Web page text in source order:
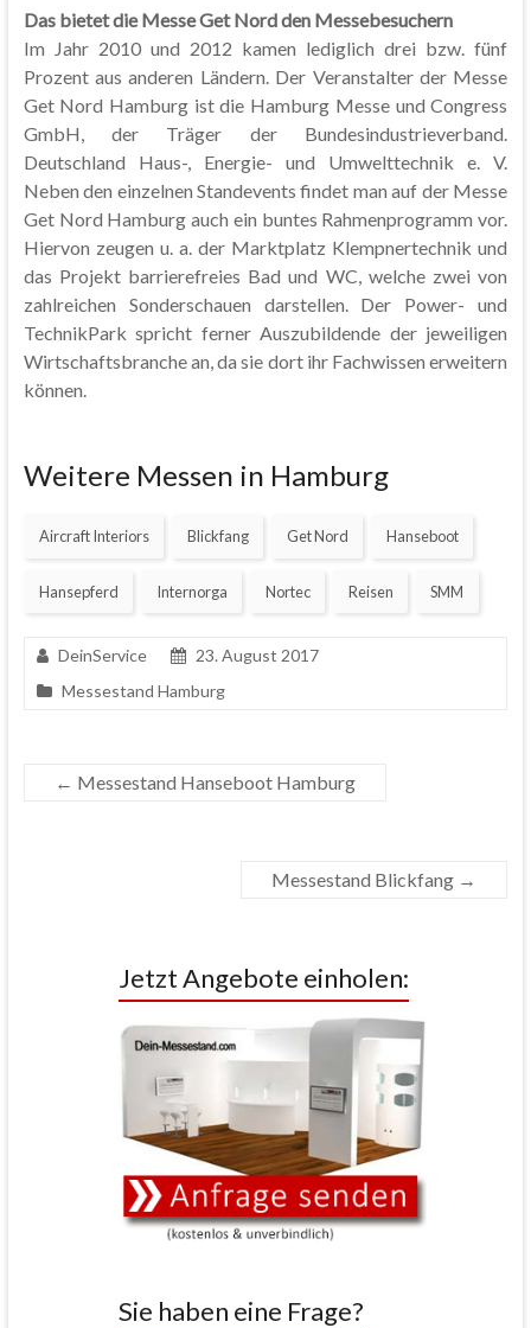
Das bietet die Messe Get Nord den Messebesuchern
Im Jahr 2010 und 2012 kamen lediglich drei bzw. fünf
Prozent aus anderen Ländern. Der Veranstalter der Messe
Get Nord Hamburg ist die Hamburg Messe und Congress
GmbH, der Träger der Bundesindustrieverband.
Deutschland Haus-, Energie- und Umwelttechnik e. V.
Neben den einzelnen Standevents findet man auf der Messe
Get Nord Hamburg auch ein buntes Rahmenprogramm vor.
Hiervon zeugen u. a. der Marktplatz Klempnertechnik und
das Projekt barrierefreies Bad und WC, welche zwei von
zahlreichen Sonderschauen darstellen. Der Power- und
TechnikPark spricht ferner Auszubildende der jeweiligen
Wirtschaftsbranche an, da sie dort ihr Fachwissen erweitern
können.
Weitere Messen in Hamburg
Aircraft Interiors Blickfang Get Nord Hanseboot
Hansepferd Internorga Nortec Reisen SMM
DeinService
23. August 2017
Messestand Hamburg
← Messestand Hanseboot Hamburg
Messestand Blickfang →
Jetzt Angebote einholen:
Sie haben eine Frage?